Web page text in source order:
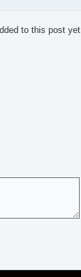
to this post yet.